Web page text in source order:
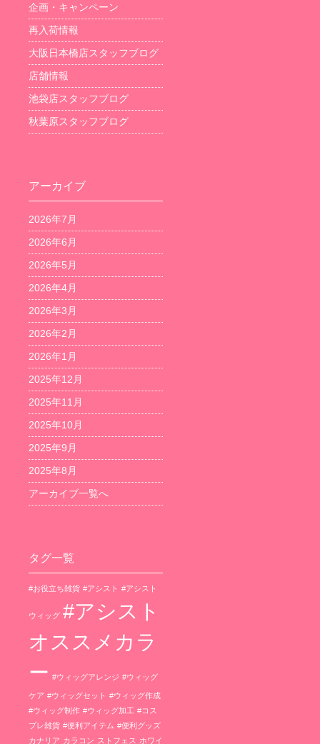
企画・キャンペーン
再入荷情報
大阪日本橋店スタッフブログ
店舗情報
池袋店スタッフブログ
秋葉原スタッフブログ
アーカイブ
2026年7月
2026年6月
2026年5月
2026年4月
2026年3月
2026年2月
2026年1月
2025年12月
2025年11月
2025年10月
2025年9月
2025年8月
アーカイブ一覧へ
タグ一覧
#お役立ち雑貨 #アシスト #アシスト
ウィッグ #アシスト
オススメカラ
ー #ウィッグアレンジ #ウィッグ
ケア #ウィッグセット #ウィッグ作成
#ウィッグ制作 #ウィッグ加工 #コス
プレ雑貨 #便利アイテム #便利グッズ
カナリア カラコン ストフェス ホワイ